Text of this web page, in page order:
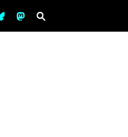
bsky ms